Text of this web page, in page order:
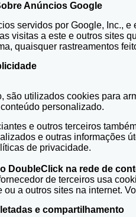
Anúncios Google
servidos por Google, Inc.,
visitas a este e outros sites
quaisquer rastreamentos
são utilizados cookies para
personalizado.
e outros terceiros
e outras informações
de privacidade.
DoubleClick na rede de
de terceiros usa
ou a outros sites na internet.
e compartilhamento